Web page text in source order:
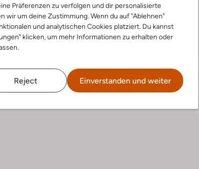
Präferenzen zu verfolgen und dir personalisierte
wir um deine Zustimmung. Wenn du auf "Ablehnen"
und analytischen Cookies platziert. Du kannst
klicken, um mehr Informationen zu erhalten oder
Reject Einverstanden und weiter